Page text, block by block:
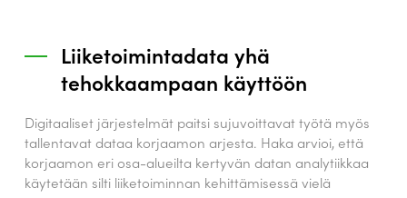
Liiketoimintadata yhä
tehokkaampaan käyttöön
Digitaaliset järjestelmät paitsi sujuvoittavat työtä myös
tallentavat dataa korjaamon arjesta. Haka arvioi, että
korjaamon eri osa-alueilta kertyvän datan analytiikkaa
käytetään silti liiketoiminnan kehittämisessä vielä